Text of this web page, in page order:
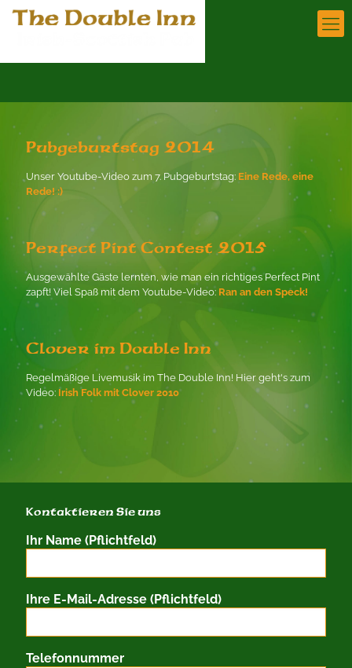
Pubgeburtstag 2014
Unser Youtube-Video zum 7. Pubgeburtstag: Eine Rede, eine
Rede! :)
Perfect Pint Contest 2015
Ausgewählte Gäste lernten, wie man ein richtiges Perfect Pint
zapft! Viel Spaß mit dem Youtube-Video: Ran an den Speck!
Clover im Double Inn
Regelmäßige Livemusik im The Double Inn! Hier geht's zum
Video: Irish Folk mit Clover 2010
Kontaktieren Sie uns
Ihr Name (Pflichtfeld)
Ihre E-Mail-Adresse (Pflichtfeld)
Telefonnummer